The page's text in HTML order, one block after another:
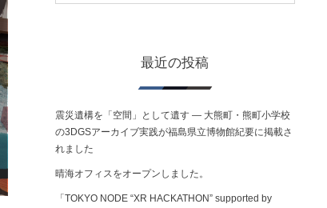
最近の投稿
震災遺構を「空間」として遺す ― 大熊町・熊町小学校
の3DGSアーカイブ実践が福島県立博物館紀要に掲載さ
れました
晴海オフィスをオープンしました。
「TOKYO NODE “XR HACKATHON” supported by